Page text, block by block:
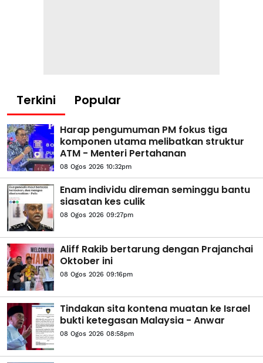
Terkini Popular
Harap pengumuman PM fokus tiga
komponen utama melibatkan struktur
ATM - Menteri Pertahanan
08 Ogos 2026 10:32pm
Enam individu direman seminggu bantu
siasatan kes culik
08 Ogos 2026 09:27pm
Aliff Rakib bertarung dengan Prajanchai
Oktober ini
08 Ogos 2026 09:16pm
Tindakan sita kontena muatan ke Israel
bukti ketegasan Malaysia - Anwar
08 Ogos 2026 08:58pm